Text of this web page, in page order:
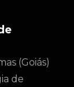
(Goiás)
de